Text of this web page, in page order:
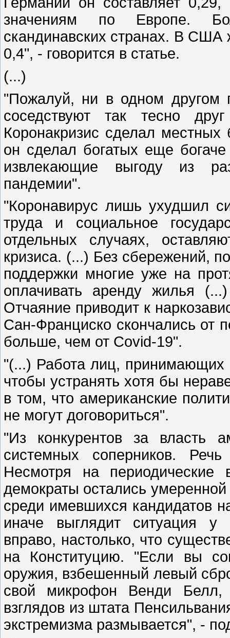
значениям по Европе.
скандинавских странах. В
0,4", - говорится в статье.
(...)
"Пожалуй, ни в одном другом
соседствуют так тесно
Коронакризис сделал
он сделал богатых еще
извлекающие выгоду из
пандемии".
"Коронавирус лишь ухудшил
труда и социальное
отдельных случаях,
кризиса. (...) Без сбережений,
поддержки многие уже на
оплачивать аренду жилья
Отчаяние приводит к
Сан-Франциско скончались от
больше, чем от Covid-19".
"(...) Работа лиц, принимающих
чтобы устранять хотя бы
в том, что американские
не могут договориться".
"Из конкурентов за власть
системных соперников.
Несмотря на
демократы остались
среди имевшихся кандидатов
иначе выглядит ситуация у
вправо, настолько, что
на Конституцию. "Если вы
оружия, взбешенный левый
свой микрофон Венди Белл,
взглядов из штата
экстремизма размывается", -